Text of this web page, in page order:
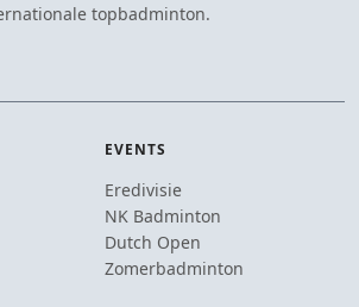
topbadminton.
EVENTS
Eredivisie
NK Badminton
Dutch Open
Zomerbadminton